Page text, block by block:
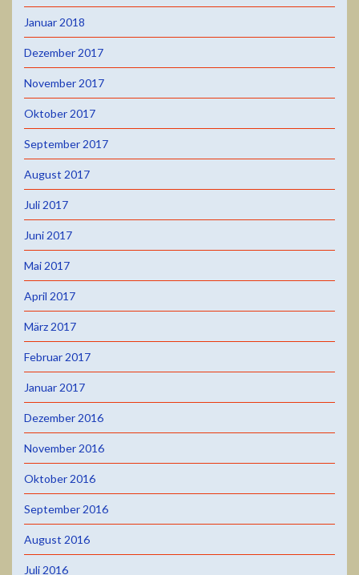
Januar 2018
Dezember 2017
November 2017
Oktober 2017
September 2017
August 2017
Juli 2017
Juni 2017
Mai 2017
April 2017
März 2017
Februar 2017
Januar 2017
Dezember 2016
November 2016
Oktober 2016
September 2016
August 2016
Juli 2016